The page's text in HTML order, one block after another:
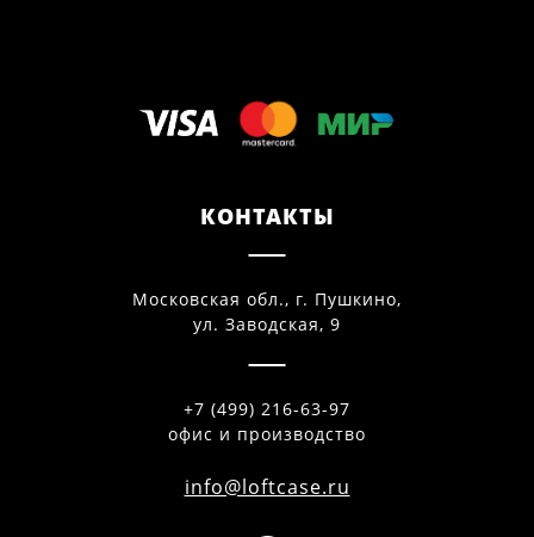
КОНТАКТЫ
Московская обл., г. Пушкино,
ул. Заводская, 9
+7 (499) 216-63-97
офис и производство
info@loftcase.ru